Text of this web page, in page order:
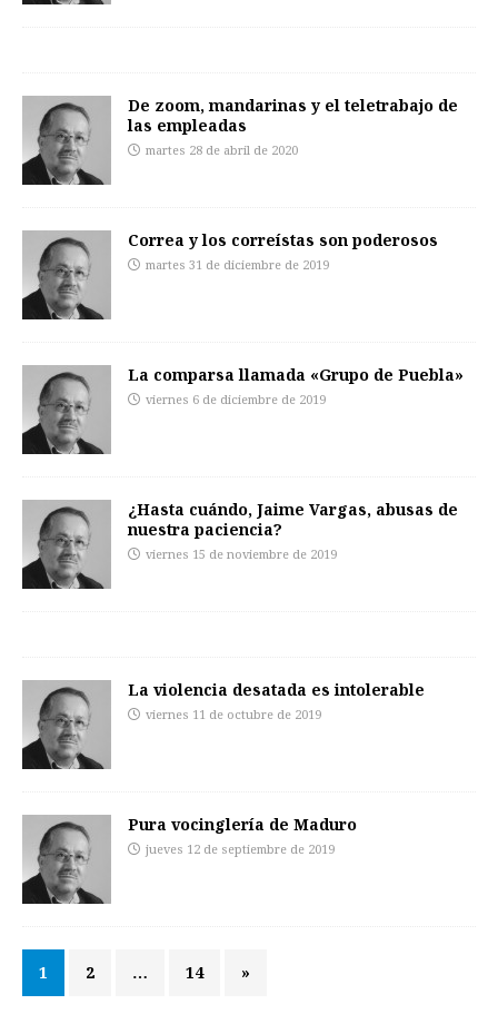
De zoom, mandarinas y el teletrabajo de
las empleadas
martes 28 de abril de 2020
Correa y los correístas son poderosos
martes 31 de diciembre de 2019
La comparsa llamada «Grupo de Puebla»
viernes 6 de diciembre de 2019
¿Hasta cuándo, Jaime Vargas, abusas de
nuestra paciencia?
viernes 15 de noviembre de 2019
La violencia desatada es intolerable
viernes 11 de octubre de 2019
Pura vocinglería de Maduro
jueves 12 de septiembre de 2019
1 2 … 14 »